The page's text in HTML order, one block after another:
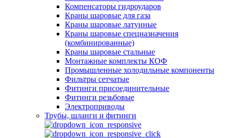
Компенсаторы гидроударов
Краны шаровые для газа
Краны шаровые латунные
Краны шаровые спецназначения
(комбинированные)
Краны шаровые стальные
Монтажные комплекты КОФ
Промышленные холодильные компоненты
Фильтры сетчатые
Фитинги присоединительные
Фитинги резьбовые
Электроприводы
Трубы, шланги и фитинги